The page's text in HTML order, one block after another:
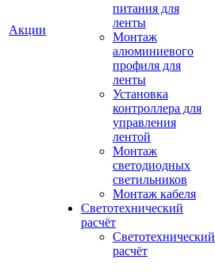
Акции
питания для
ленты
Монтаж
алюминиевого
профиля для
ленты
Установка
контроллера для
управления
лентой
Монтаж
светодиодных
светильников
Монтаж кабеля
Светотехнический
расчёт
Светотехнический
расчёт